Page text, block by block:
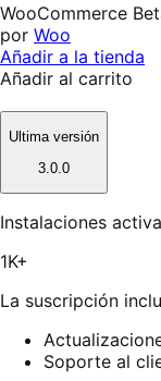
útil
WooCommerce
por Woo
Añadir a la tienda
Añadir al carrito
Ultima versión
3.0.0
Instalaciones
1K+
La suscripción
Soporte al